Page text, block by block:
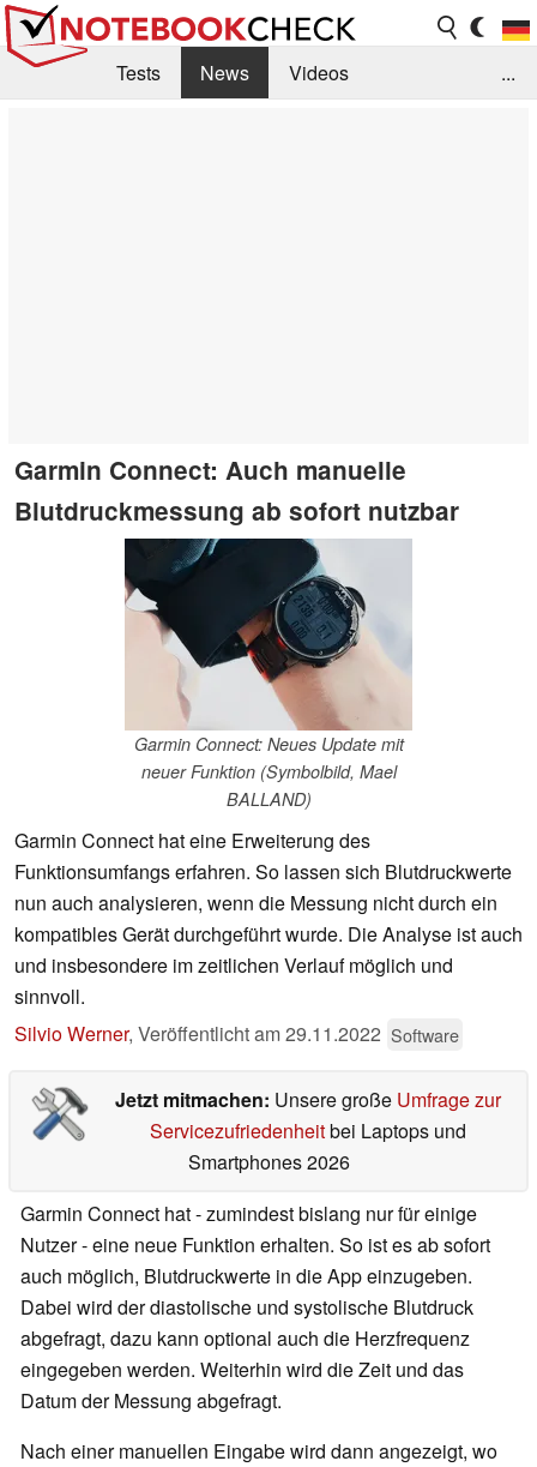
Tests News
Videos
...
Garmin Connect: Auch manuelle
Blutdruckmessung ab sofort nutzbar
Garmin Connect: Neues Update mit
neuer Funktion (Symbolbild, Mael
BALLAND)
Garmin Connect hat eine Erweiterung des
Funktionsumfangs erfahren. So lassen sich Blutdruckwerte
nun auch analysieren, wenn die Messung nicht durch ein
kompatibles Gerät durchgeführt wurde. Die Analyse ist auch
und insbesondere im zeitlichen Verlauf möglich und
sinnvoll.
Silvio Werner, Veröffentlicht am29.11.2022 Software
Jetzt mitmachen: Unsere große Umfrage zur
Servicezufriedenheitbei Laptops und
Smartphones 2026
Garmin Connect hat - zumindest bislang nur für einige
Nutzer - eine neue Funktion erhalten. So ist es ab sofort
auch möglich, Blutdruckwerte in die App einzugeben.
Dabei wird der diastolische und systolische Blutdruck
abgefragt, dazu kann optional auch die Herzfrequenz
eingegeben werden. Weiterhin wird die Zeit und das
Datum der Messung abgefragt.
Nach einer manuellen Eingabe wird dann angezeigt, wo